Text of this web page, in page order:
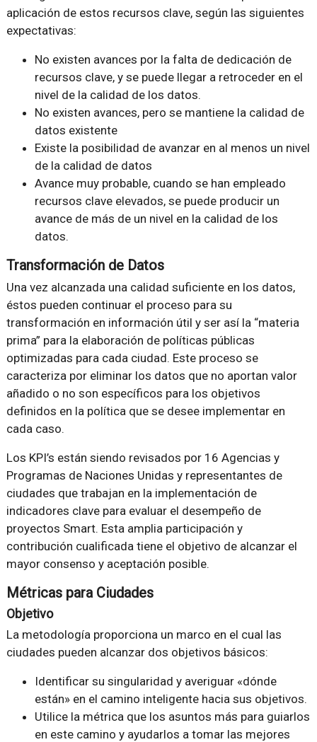
aplicación de estos recursos clave, según las siguientes
expectativas:
No existen avances por la falta de dedicación de
recursos clave, y se puede llegar a retroceder en el
nivel de la calidad de los datos.
No existen avances, pero se mantiene la calidad de
datos existente
Existe la posibilidad de avanzar en al menos un nivel
de la calidad de datos
Avance muy probable, cuando se han empleado
recursos clave elevados, se puede producir un
avance de más de un nivel en la calidad de los
datos.
Transformación de Datos
Una vez alcanzada una calidad suficiente en los datos,
éstos pueden continuar el proceso para su
transformación en información útil y ser así la “materia
prima” para la elaboración de políticas públicas
optimizadas para cada ciudad. Este proceso se
caracteriza por eliminar los datos que no aportan valor
añadido o no son específicos para los objetivos
definidos en la política que se desee implementar en
cada caso.
Los KPI’s están siendo revisados por 16 Agencias y
Programas de Naciones Unidas y representantes de
ciudades que trabajan en la implementación de
indicadores clave para evaluar el desempeño de
proyectos Smart. Esta amplia participación y
contribución cualificada tiene el objetivo de alcanzar el
mayor consenso y aceptación posible.
Métricas para Ciudades
Objetivo
La metodología proporciona un marco en el cual las
ciudades pueden alcanzar dos objetivos básicos:
Identificar su singularidad y averiguar «dónde
están» en el camino inteligente hacia sus objetivos.
Utilice la métrica que los asuntos más para guiarlos
en este camino y ayudarlos a tomar las mejores